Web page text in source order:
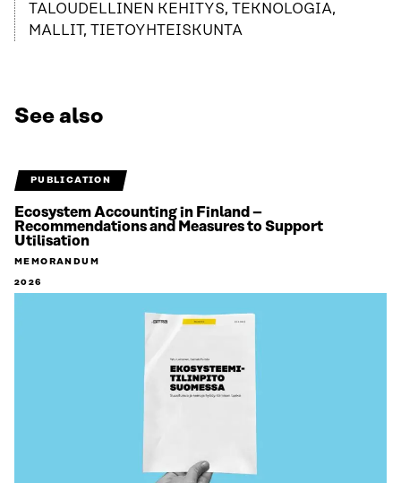
TALOUDELLINEN KEHITYS, TEKNOLOGIA,
MALLIT, TIETOYHTEISKUNTA
See also
PUBLICATION
Ecosystem Accounting in Finland –
Recommendations and Measures to Support
Utilisation
MEMORANDUM
2026